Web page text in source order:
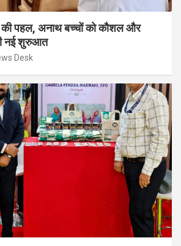
की पहल, अनाथ बच्चों को कौशल और
नई शुरुआत
Desk